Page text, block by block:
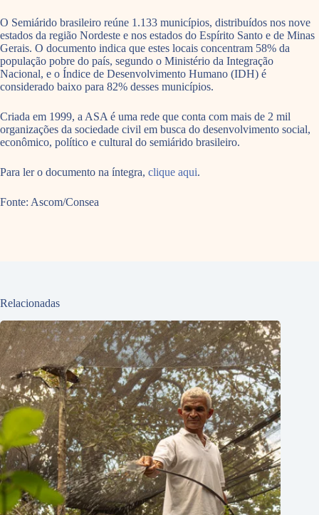
O Semiárido brasileiro reúne 1.133 municípios, distribuídos nos nove
estados da região Nordeste e nos estados do Espírito Santo e de Minas
Gerais. O documento indica que estes locais concentram 58% da
população pobre do país, segundo o Ministério da Integração
Nacional, e o Índice de Desenvolvimento Humano (IDH) é
considerado baixo para 82% desses municípios.
Criada em 1999, a ASA é uma rede que conta com mais de 2 mil
organizações da sociedade civil em busca do desenvolvimento social,
econômico, político e cultural do semiárido brasileiro.
Para ler o documento na íntegra, clique aqui.
Fonte: Ascom/Consea
Relacionadas